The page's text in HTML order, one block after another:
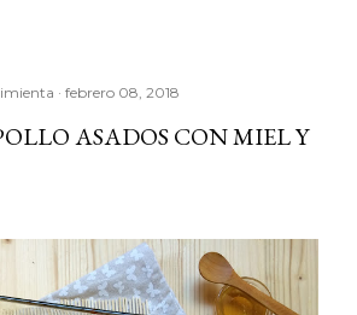
febrero 08, 2018
ASADOS CON MIEL Y